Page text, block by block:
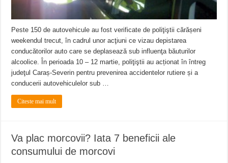
Peste 150 de autovehicule au fost verificate de poliţiştii cărășeni
weekendul trecut, în cadrul unor acţiuni ce vizau depistarea
conducătorilor auto care se deplasează sub influenţa băuturilor
alcoolice. În perioada 10 – 12 martie, poliţiştii au acționat în întreg
judeţul Caraș-Severin pentru prevenirea accidentelor rutiere și a
conducerii autovehiculelor sub …
Citeste mai mult
Va plac morcovii? Iata 7 beneficii ale
consumului de morcovi